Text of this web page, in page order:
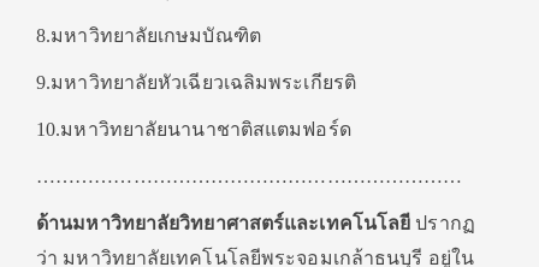
8.มหาวิทยาลัยเกษมบัณฑิต
9.มหาวิทยาลัยหัวเฉียวเฉลิมพระเกียรติ
10.มหาวิทยาลัยนานาชาติสแตมฟอร์ด
…………………………………………………………
ด้านมหาวิทยาลัยวิทยาศาสตร์และเทคโนโลยี ปรากฏ
ว่า มหาวิทยาลัยเทคโนโลยีพระจอมเกล้าธนบุรี อยู่ใน